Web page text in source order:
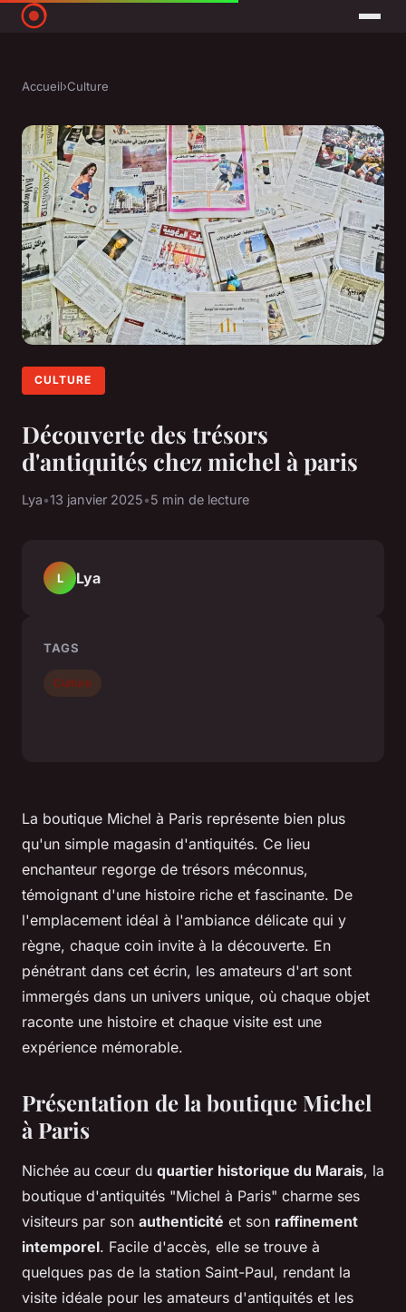
Accueil›Culture
CULTURE
Découverte des trésors
d'antiquités chez michel à paris
Lya•13 janvier 2025•5 min de lecture
La boutique Michel à Paris représente bien plus
qu'un simple magasin d'antiquités. Ce lieu
enchanteur regorge de trésors méconnus,
témoignant d'une histoire riche et fascinante. De
l'emplacement idéal à l'ambiance délicate qui y
règne, chaque coin invite à la découverte. En
pénétrant dans cet écrin, les amateurs d'art sont
immergés dans un univers unique, où chaque objet
raconte une histoire et chaque visite est une
expérience mémorable.
Présentation de la boutique Michel
à Paris
Nichée au cœur du quartier historique du Marais, la
boutique d'antiquités "Michel à Paris" charme ses
visiteurs par son authenticité et son raffinement
intemporel. Facile d'accès, elle se trouve à
quelques pas de la station Saint-Paul, rendant la
visite idéale pour les amateurs d'antiquités et les
L Lya
TAGS
Culture